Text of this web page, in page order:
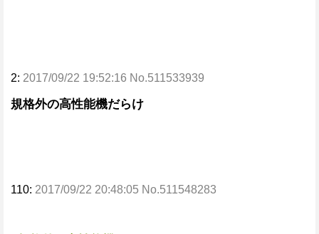
2: 2017/09/22 19:52:16 No.511533939
規格外の高性能機だらけ
110: 2017/09/22 20:48:05 No.511548283